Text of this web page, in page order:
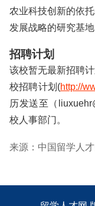
农业科技创新的依
发展战略的研究基地
招聘计划
该校暂无最新招聘
校招聘计划(http://
历发送至（
校人事部门。
来源：中国留学人才